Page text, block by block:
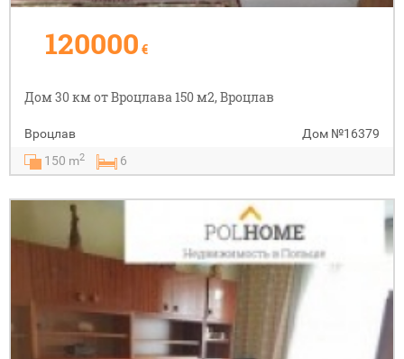
120000 €
Дом 30 км от Вроцлава 150 м2, Вроцлав
Вроцлав Дом №16379
150 m2 6